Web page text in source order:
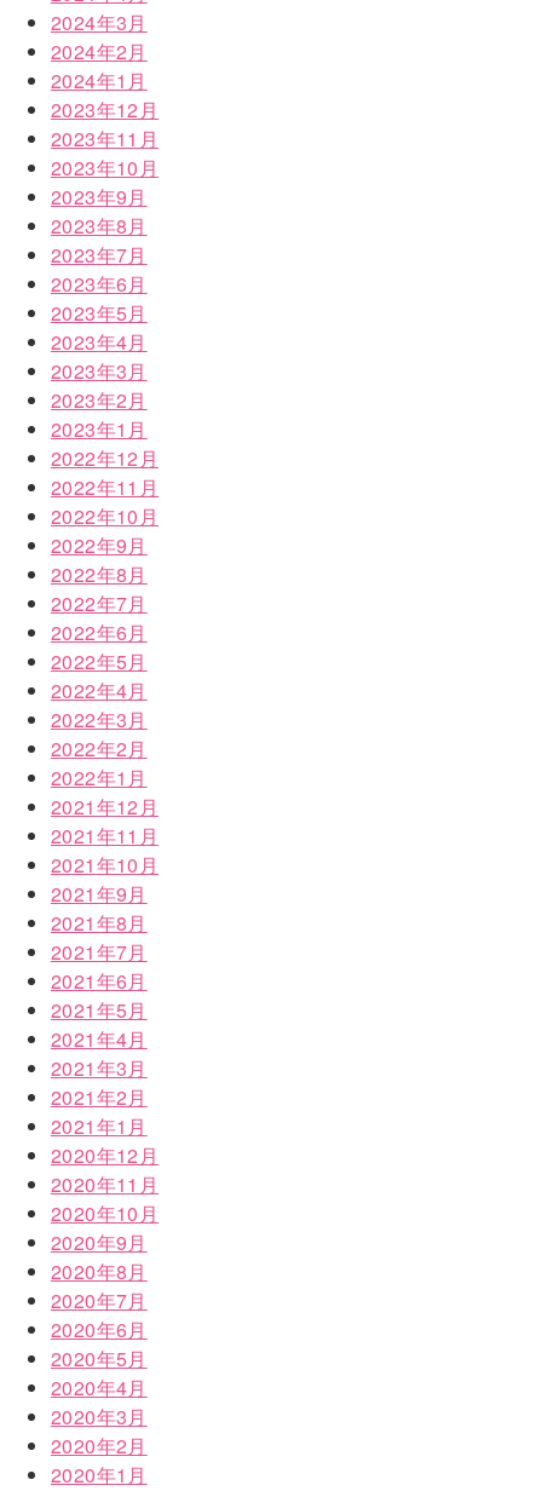
2024年3月
2024年2月
2024年1月
2023年12月
2023年11月
2023年10月
2023年9月
2023年8月
2023年7月
2023年6月
2023年5月
2023年4月
2023年3月
2023年2月
2023年1月
2022年12月
2022年11月
2022年10月
2022年9月
2022年8月
2022年7月
2022年6月
2022年5月
2022年4月
2022年3月
2022年2月
2022年1月
2021年12月
2021年11月
2021年10月
2021年9月
2021年8月
2021年7月
2021年6月
2021年5月
2021年4月
2021年3月
2021年2月
2021年1月
2020年12月
2020年11月
2020年10月
2020年9月
2020年8月
2020年7月
2020年6月
2020年5月
2020年4月
2020年3月
2020年2月
2020年1月